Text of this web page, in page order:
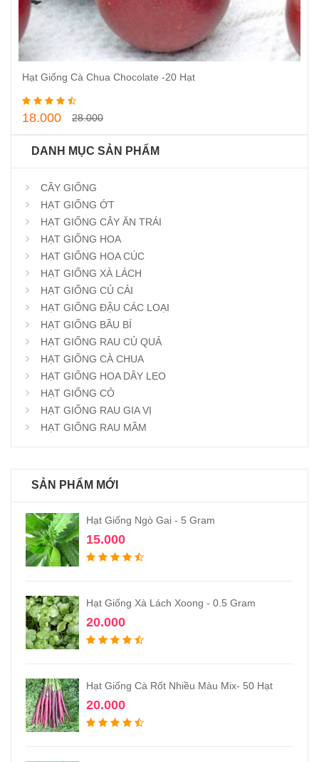
Thêm vào giỏ hàng
Hạt Giống Cà Chua Chocolate -20 Hạt
18.000 28.000
DANH MỤC SẢN PHẨM
CÂY GIỐNG
HẠT GIỐNG ỚT
HẠT GIỐNG CÂY ĂN TRÁI
HẠT GIỐNG HOA
HẠT GIỐNG HOA CÚC
HẠT GIỐNG XÀ LÁCH
HẠT GIỐNG CỦ CẢI
HẠT GIỐNG ĐẬU CÁC LOẠI
HẠT GIỐNG BẦU BÍ
HẠT GIỐNG RAU CỦ QUẢ
HẠT GIỐNG CÀ CHUA
HẠT GIỐNG HOA DÂY LEO
HẠT GIỐNG CỎ
HẠT GIỐNG RAU GIA VỊ
HẠT GIỐNG RAU MẦM
SẢN PHẨM MỚI
Hạt Giống Ngò Gai - 5 Gram
15.000
Hạt Giống Xà Lách Xoong - 0.5 Gram
20.000
Hạt Giống Cà Rốt Nhiều Màu Mix- 50 Hạt
20.000